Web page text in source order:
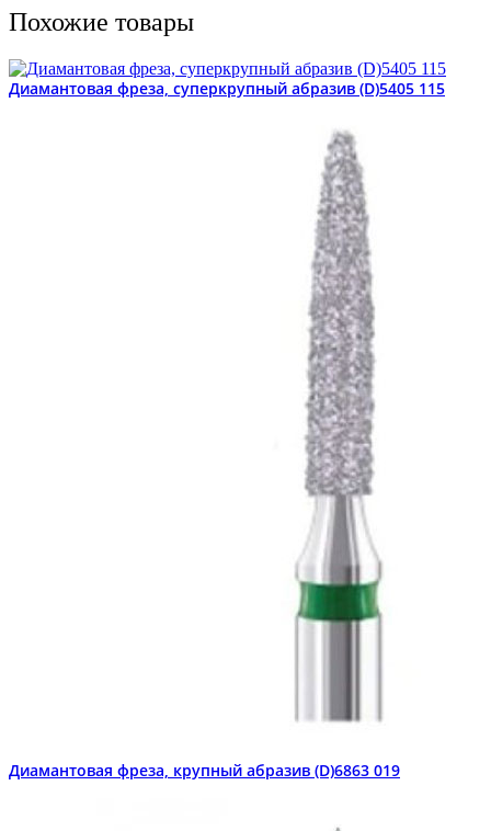
Похожие товары
Диамантовая фреза, суперкрупный абразив (D)5405 115
Диамантовая фреза, крупный абразив (D)6863 019